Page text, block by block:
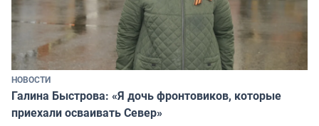
НОВОСТИ
Галина Быстрова: «Я дочь фронтовиков, которые
приехали осваивать Север»